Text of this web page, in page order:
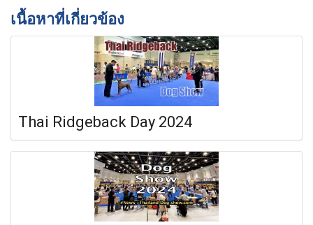
เนื้อหาที่เกี่ยวข้อง
Thai Ridgeback Day 2024